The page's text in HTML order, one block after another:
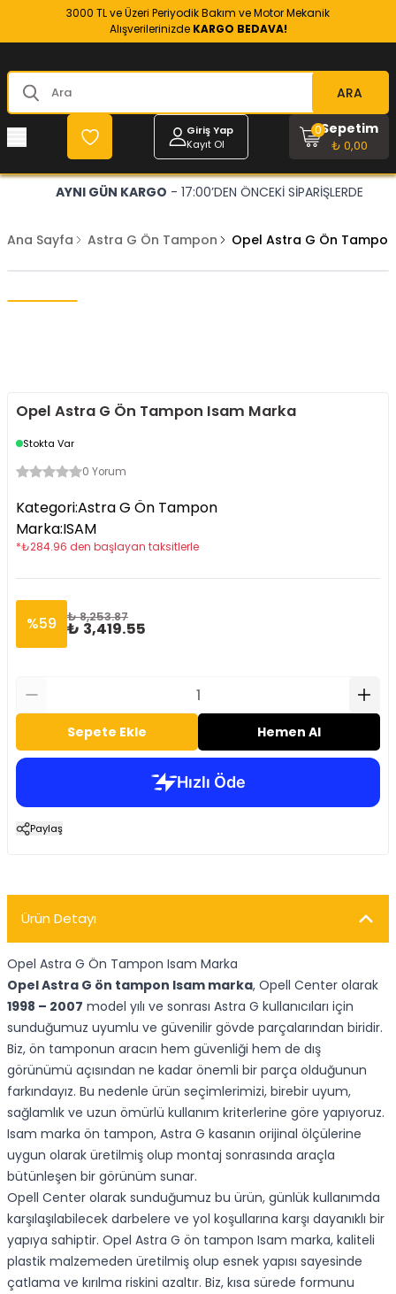
3000 TL ve Üzeri Periyodik Bakım ve Motor Mekanik
Alışverilerinizde KARGO BEDAVA!
ARA
Giriş Yap
Kayıt Ol
Sepetim
₺ 0,00
0
AYNI GÜN KARGO - 17:00’DEN ÖNCEKİ SİPARİŞLERDE
Ana Sayfa Astra G Ön Tampon Opel Astra G Ön
Opel Astra G Ön Tampon Isam Marka
Stokta Var
0 Yorum
Kategori:Astra G Ön Tampon
Marka:ISAM
*₺284.96 den başlayan taksitlerle
%59 ₺ 8,253.87
₺ 3,419.55
Sepete Ekle Hemen Al
Paylaş
Ürün Detayı
Opel Astra G Ön Tampon Isam Marka
Opel Astra G ön tampon Isam marka, Opell Center olarak
1998 – 2007 model yılı ve sonrası Astra G kullanıcıları için
sunduğumuz uyumlu ve güvenilir gövde parçalarından biridir.
Biz, ön tamponun aracın hem güvenliği hem de dış
görünümü açısından ne kadar önemli bir parça olduğunun
farkındayız. Bu nedenle ürün seçimlerimizi, birebir uyum,
sağlamlık ve uzun ömürlü kullanım kriterlerine göre yapıyoruz.
Isam marka ön tampon, Astra G kasanın orijinal ölçülerine
uygun olarak üretilmiş olup montaj sonrasında araçla
bütünleşen bir görünüm sunar.
Opell Center olarak sunduğumuz bu ürün, günlük kullanımda
karşılaşılabilecek darbelere ve yol koşullarına karşı dayanıklı bir
yapıya sahiptir. Opel Astra G ön tampon Isam marka, kaliteli
plastik malzemeden üretilmiş olup esnek yapısı sayesinde
çatlama ve kırılma riskini azaltır. Biz, kısa sürede formunu